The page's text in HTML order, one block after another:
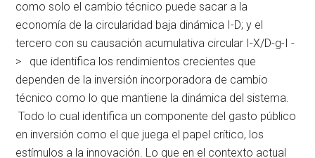
como solo el cambio técnico puede sacar a la
economía de la circularidad baja dinámica I-D; y el
tercero con su causación acumulativa circular I-X/D-g-I -
> que identifica los rendimientos crecientes que
dependen de la inversión incorporadora de cambio
técnico como lo que mantiene la dinámica del sistema.
Todo lo cual identifica un componente del gasto público
en inversión como el que juega el papel crítico, los
estímulos a la innovación. Lo que en el contexto actual